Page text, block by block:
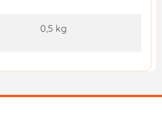
0,5 kg